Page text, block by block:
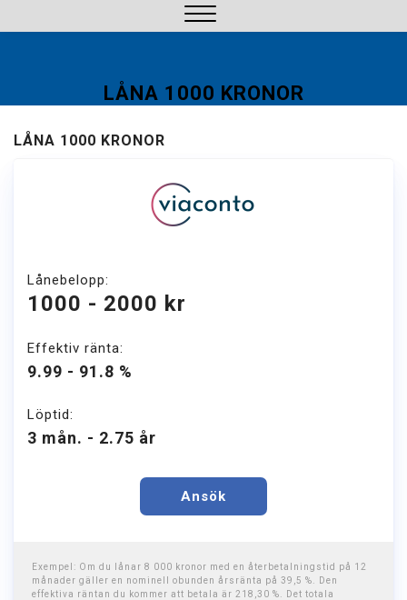
till
LÅNA 1000 KRONOR
LÅNA 1000 KRONOR
Lånebelopp:
1000 - 2000 kr
Effektiv ränta:
9.99 - 91.8 %
Löptid:
3 mån. - 2.75 år
Ansök
Exempel: Om du lånar 8 000 kronor med en återbetalningstid på 12
månader gäller en nominell obunden årsränta på 39,5 %. Den
effektiva räntan du kommer att betala är 218,30 %. Det totala